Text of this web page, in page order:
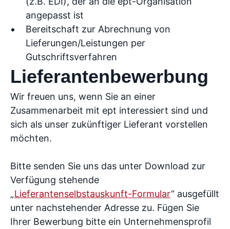
angepasst ist
Bereitschaft zur Abrechnung von
Lieferungen/Leistungen per
Gutschriftsverfahren
Lieferantenbewerbung
Wir freuen uns, wenn Sie an einer
Zusammenarbeit mit ept interessiert sind und
sich als unser zukünftiger Lieferant vorstellen
möchten.
Bitte senden Sie uns das unter Download zur
Verfügung stehende
„Lieferantenselbstauskunft-Formular“ ausgefüllt
unter nachstehender Adresse zu. Fügen Sie
Ihrer Bewerbung bitte ein Unternehmensprofil